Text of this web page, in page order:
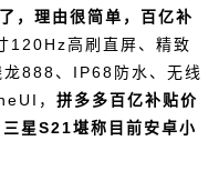
，理由很简单，百亿补
120Hz高刷直屏、精致
888、IP68防水、无线
， 拼多多百亿补贴价
星S21堪称目前安卓小
（厚8.4mm/重188
电池+65W有线
，NFC、双扬、X轴
2599元。 用比一
版本，一加8
虑。 ④Redmi K40